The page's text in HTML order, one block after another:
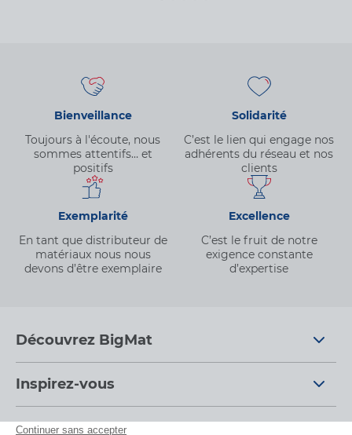
Bienveillance
Toujours à l'écoute, nous
sommes attentifs… et
positifs
Solidarité
C’est le lien qui engage nos
adhérents du réseau et nos
clients
Exemplarité
En tant que distributeur de
matériaux nous nous
devons d’être exemplaire
Excellence
C’est le fruit de notre
exigence constante
d’expertise
Découvrez BigMat
Inspirez-vous
Nos conseils d'experts